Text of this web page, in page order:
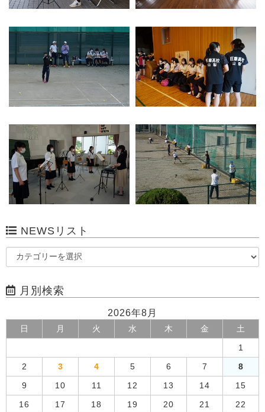
NEWSリスト
月別検索
2026年8月
日 月 火 水 木 金 土
1
2 3 4 5 6 7 8
9 10 11 12 13 14 15
16 17 18 19 20 21 22